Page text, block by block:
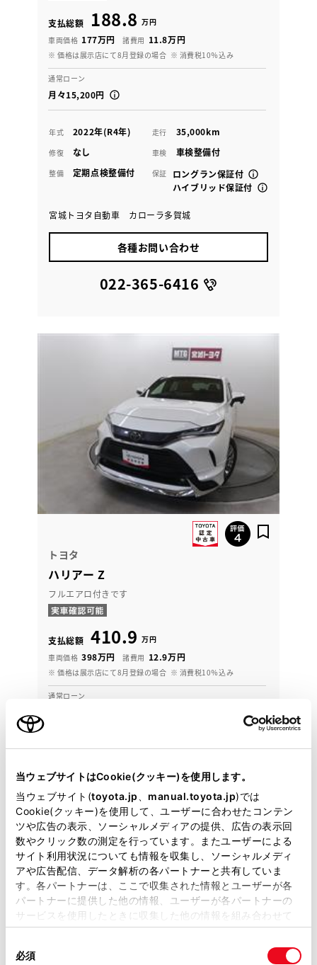
当ウェブサイトはCookie(クッキー)を使用します。
当ウェブサイト(toyota.jp manual.toyota.jp)では
Cookie(クッキー)を使用して、ユーザーに合わせたコンテン
ツや広告の表示、ソーシャルメディアの提供、広告の表示回
数やクリック数の測定を行っています。またユーザーによる
サイト利用状況についても情報を収集し、ソーシャルメディ
アや広告配信、データ解析の各パートナーと共有していま
す。各パートナーは、ここで収集された情報とユーザーが各
パートナーに提供した他の情報、ユーザーが各パートナーの
サービスを使用したときに収集した他の情報を組み合わせて
使用することがあります。当ウェブサイトの使用を続行する
必須
支払総額 188.8 万円
車両価格 177万円 諸費用 11.8万円
※ 価格は展示店にて8月登録の場合 ※ 消費税10％込み
通常ローン
月々15,200円
年式 2022年(R4年) 走行 35,000km
修復 なし 車検 車検整備付
整備 定期点検整備付 保証
ロングラン保証付
ハイブリッド保証付
宮城トヨタ自動車 カローラ多賀城
各種お問い合わせ
022-365-6416
トヨタ
ハリアー Z
フルエアロ付きです
支払総額 410.9 万円
車両価格 398万円 諸費用 12.9万円
※ 価格は展示店にて8月登録の場合 ※ 消費税10％込み
通常ローン
年式 2021年(R3年) 走行 50,000km
修復 車検整備付
整備 定期点検整備付 ロングラン保証付
宮城トヨタ自動車 カローラ多賀城
各種お問い合わせ
022-365-6416